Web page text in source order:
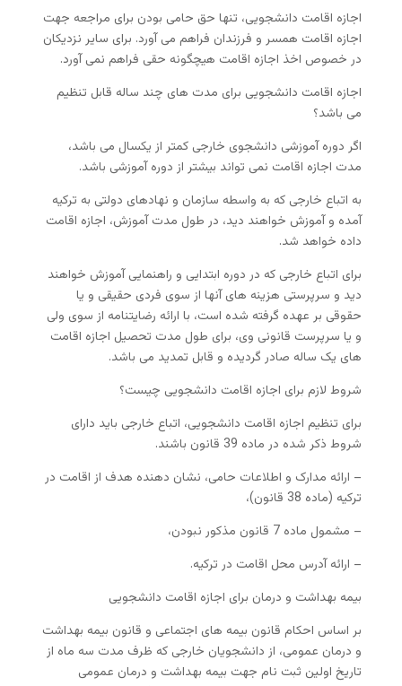
اجازه اقامت دانشجویی، تنها حق حامی بودن برای مراجعه جهت
اجازه اقامت همسر و فرزندان فراهم می آورد. برای سایر نزدیکان
در خصوص اخذ اجازه اقامت هیچگونه حقی فراهم نمی آورد.
اجازه اقامت دانشجویی برای مدت های چند ساله قابل تنظیم
می باشد؟
اگر دوره آموزشی دانشجوی خارجی کمتر از یکسال می باشد،
مدت اجازه اقامت نمی تواند بیشتر از دوره آموزشی باشد.
به اتباع خارجی که به واسطه سازمان و نهادهای دولتی به ترکیه
آمده و آموزش خواهند دید، در طول مدت آموزش، اجازه اقامت
داده خواهد شد.
برای اتباع خارجی که در دوره ابتدایی و راهنمایی آموزش خواهند
دید و سرپرستی هزینه های آنها از سوی فردی حقیقی و یا
حقوقی بر عهده گرفته شده است، با ارائه رضایتنامه از سوی ولی
و یا سرپرست قانونی وی، برای طول مدت تحصیل اجازه اقامت
های یک ساله صادر گردیده و قابل تمدید می باشد.
شروط لازم برای اجازه اقامت دانشجویی چیست؟
برای تنظیم اجازه اقامت دانشجویی، اتباع خارجی باید دارای
شروط ذکر شده در ماده 39 قانون باشند.
– ارائه مدارک و اطلاعات حامی، نشان دهنده هدف از اقامت در
ترکیه (ماده 38 قانون)،
– مشمول ماده 7 قانون مذکور نبودن،
– ارائه آدرس محل اقامت در ترکیه.
بیمه بهداشت و درمان برای اجازه اقامت دانشجویی
بر اساس احکام قانون بیمه های اجتماعی و قانون بیمه بهداشت
و درمان عمومی، از دانشجویان خارجی که ظرف مدت سه ماه از
تاریخ اولین ثبت نام جهت بیمه بهداشت و درمان عمومی